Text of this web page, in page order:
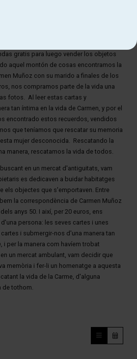
en un mercadillo de
gratis para luego vender los objetos
aquel montón de cosas encontramos la
Muñoz con su marido a finales de los
nos compramos parte de la vida una
fotos. Al leer estas cartas y
tan íntima en la vida de Carmen, y por el
encontrado estos recuerdos, vendidos
que teníamos que rescatar su memoria
mujer desconocida. Rescatando la
manera, rescatamos la vida de todos.
en un mercat d'antiguitats, vam
es dedicaven a buidar habitatges
els objectes que s'emportaven. Entre
la correspondència de Carmen Muñoz
anys 50. I així, per 20 euros, ens
persona: les seves cartes i unes
i submergir-nos d'una manera tan
i per la manera com havíem trobat
un mercat ambulant, vam decidir que
memòria i fer-li un homenatge a aquesta
la vida de la Carme, d'alguna
de tothom.